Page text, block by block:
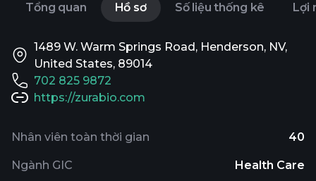
Tổng quan Hồ sơ Số liệu thống kê Lợi
1489 W. Warm Springs Road, Henderson, NV,
United States, 89014
702 825 9872
https://zurabio.com
Nhân viên toàn thời gian 40
Ngành GIC Health Care